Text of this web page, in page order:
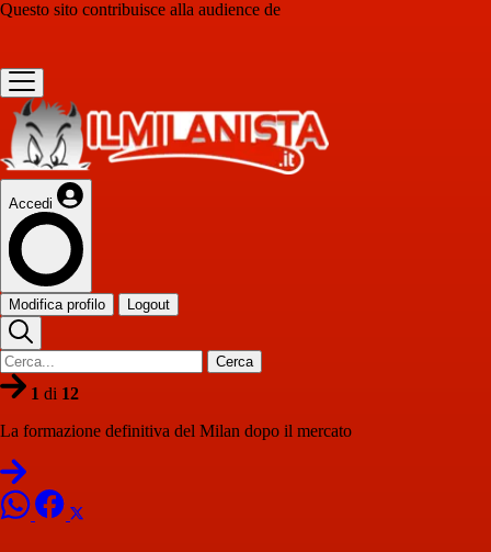
Questo sito contribuisce alla audience de
Accedi
Modifica profilo Logout
Cerca
1 di 12
La formazione definitiva del Milan dopo il mercato